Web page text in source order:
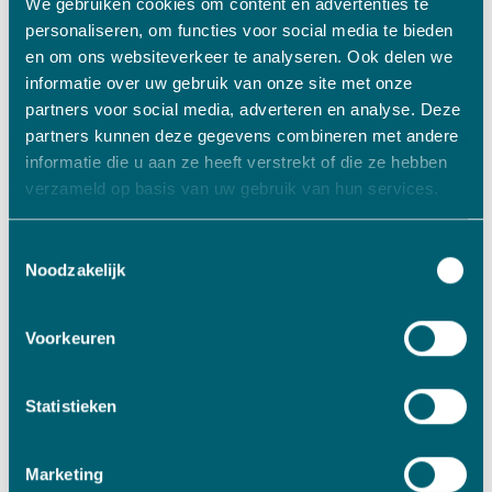
personaliseren, om functies voor social media te bieden
en om ons websiteverkeer te analyseren. Ook delen we
informatie over uw gebruik van onze site met onze
partners voor social media, adverteren en analyse. Deze
partners kunnen deze gegevens combineren met andere
informatie die u aan ze heeft verstrekt of die ze hebben
verzameld op basis van uw gebruik van hun services.
Noodzakelijk
Voorkeuren
Statistieken
Marketing
en ontwikkelingen en via korte lijnen snel
beslissingen te nemen.
Het VADO-portfolio van bedrijven bestaat uit drie
clusters van bedrijven:
Cluster Toeleverbedrijven die componenten en
eindmarkten;
bedrijven die complexe en hoogwaardige
Cluster Specialistische bedrijven die met hun
unieke expertise, deskundigheid of technologie
realiseren.